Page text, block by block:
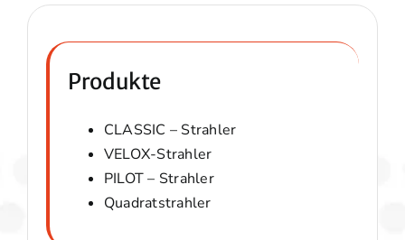
Produkte
CLASSIC – Strahler
VELOX-Strahler
PILOT – Strahler
Quadratstrahler